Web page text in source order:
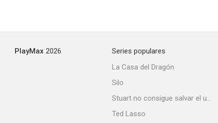
PlayMax 2026
Series populares
La Casa del Dragón
Silo
Stuart no consigue salvar el universo
Ted Lasso